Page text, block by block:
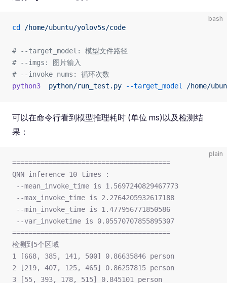
bash
cd /home/ubuntu/yolov5s/code
# --target_model: 模型文件路径
# --imgs: 图片输入
# --invoke_nums: 循环次数
python3
  python/run_test.py
--target_model /home/
可以在命令行看到模型推理耗时 (单位 ms)以及检测结
果：
plain
=======================================
QNN inference 10 times :
--mean_invoke_time is 1.5697240829467773
--max_invoke_time is 2.2764205932617188
--min_invoke_time is 1.477956771850586
--var_invoketime is 0.05570707855895307
=======================================
检测到5个区域
1 [668, 385, 141, 500] 0.86635846 person
2 [219, 407, 125, 465] 0.86257815 person
3 [55, 393, 178, 515] 0.845101 person